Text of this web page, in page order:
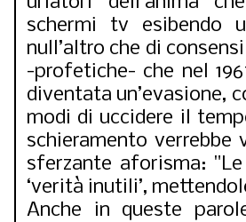
schermi tv esibendo
null’altro che di
-profetiche- che nel
diventata un’evasione,
modi di uccidere il
schieramento verrebbe
sferzante aforisma: "Le
‘verità inutili’,
Anche in queste
Corso sugli
politici